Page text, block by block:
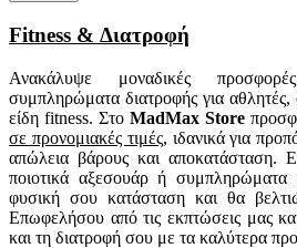
Fitness & Διατροφή
Ανακάλυψε μοναδικές
συμπληρώματα διατροφής για αθλητές,
είδη fitness. Στο MadMax Store
σε προνομιακές τιμές, ιδανικά για
απώλεια βάρους και αποκατάσταση.
ποιοτικά αξεσουάρ ή
φυσική σου κατάσταση και θα
Επωφελήσου από τις εκπτώσεις μας
και τη διατροφή σου με τα καλύτερα